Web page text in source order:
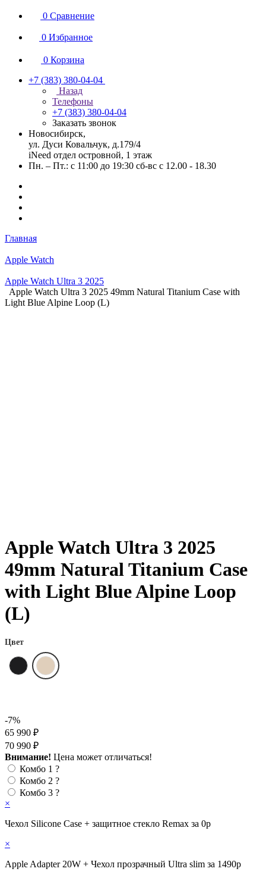
0 Сравнение
0 Избранное
0 Корзина
+7 (383) 380-04-04
Назад
Телефоны
+7 (383) 380-04-04
Заказать звонок
Новосибирск,
ул. Дуси Ковальчук, д.179/4
iNeed отдел островной, 1 этаж
Пн. – Пт.: с 11:00 до 19:30 сб-вс с 12.00 - 18.30
Главная
Apple Watch
Apple Watch Ultra 3 2025
Apple Watch Ultra 3 2025 49mm Natural Titanium Case with
Light Blue Alpine Loop (L)
Apple Watch Ultra 3 2025
49mm Natural Titanium Case
with Light Blue Alpine Loop
(L)
Цвет
-7%
65 990 ₽
70 990 ₽
Внимание! Цена может отличаться!
Комбо 1 ?
Комбо 2 ?
Комбо 3 ?
×
Чехол Silicone Case + защитное стекло Remax за 0р
×
Apple Adapter 20W + Чехол прозрачный Ultra slim за 1490р